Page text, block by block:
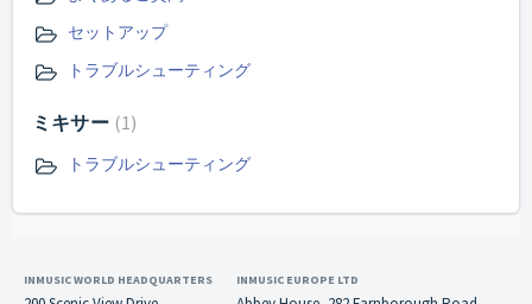
セットアップ
トラブルシューティング
ミキサー 1
トラブルシューティング
INMUSIC WORLD HEADQUARTERS INMUSIC EUROPE LTD